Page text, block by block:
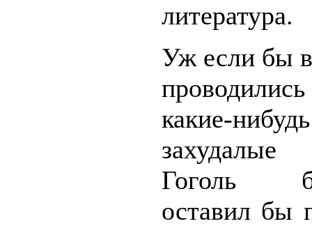
литература.
Уж если бы
какие-нибудь
Гоголь
оставил бы